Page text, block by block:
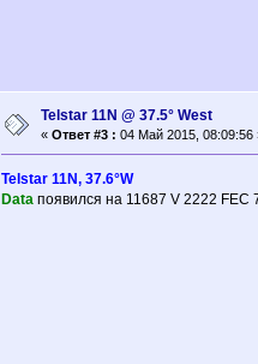
Telstar 11N @ 37.5° West
« Ответ #3 : 04 Май 2015, 08:09:56
Telstar 11N, 37.6°W
Data появился на 11687 V 2222 FEC